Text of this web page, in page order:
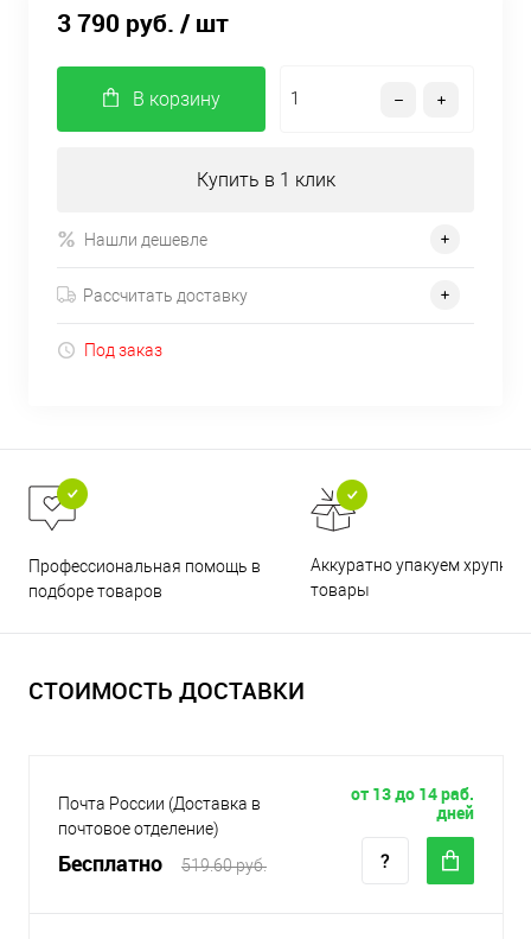
3 790 руб. / шт
В корзину
Купить в 1 клик
Нашли дешевле
Рассчитать доставку
Под заказ
Профессиональная помощь в
подборе товаров
Аккуратно упакуем хрупкие
товары
СТОИМОСТЬ ДОСТАВКИ
Почта России (Доставка в
почтовое отделение)
Бесплатно 519.60 руб.
от 13 до 14 раб.
дней